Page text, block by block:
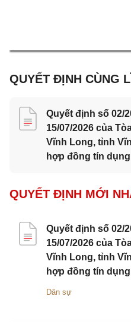
QUYẾT ĐỊNH CÙNG
Quyết định số 02/
15/07/2026 của
Vĩnh Long, tỉnh
hợp đồng tín dụng
QUYẾT ĐỊNH MỚI
Quyết định số 02/
15/07/2026 của
Vĩnh Long, tỉnh
hợp đồng tín dụng
Dân sự